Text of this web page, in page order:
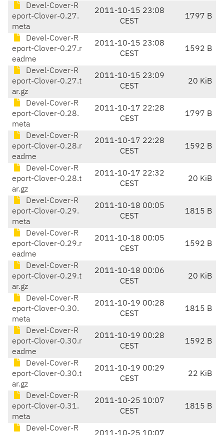
Devel-Cover-R
eport-Clover-0.27.
meta
2011-10-15 23:08
CEST
1797 B
Devel-Cover-R
eport-Clover-0.27.r
eadme
2011-10-15 23:08
CEST
1592 B
Devel-Cover-R
eport-Clover-0.27.t
ar.gz
2011-10-15 23:09
CEST
20 KiB
Devel-Cover-R
eport-Clover-0.28.
meta
2011-10-17 22:28
CEST
1797 B
Devel-Cover-R
eport-Clover-0.28.r
eadme
2011-10-17 22:28
CEST
1592 B
Devel-Cover-R
eport-Clover-0.28.t
ar.gz
2011-10-17 22:32
CEST
20 KiB
Devel-Cover-R
eport-Clover-0.29.
meta
2011-10-18 00:05
CEST
1815 B
Devel-Cover-R
eport-Clover-0.29.r
eadme
2011-10-18 00:05
CEST
1592 B
Devel-Cover-R
eport-Clover-0.29.t
ar.gz
2011-10-18 00:06
CEST
20 KiB
Devel-Cover-R
eport-Clover-0.30.
meta
2011-10-19 00:28
CEST
1815 B
Devel-Cover-R
eport-Clover-0.30.r
eadme
2011-10-19 00:28
CEST
1592 B
Devel-Cover-R
eport-Clover-0.30.t
ar.gz
2011-10-19 00:29
CEST
22 KiB
Devel-Cover-R
eport-Clover-0.31.
meta
2011-10-25 10:07
CEST
1815 B
Devel-Cover-R